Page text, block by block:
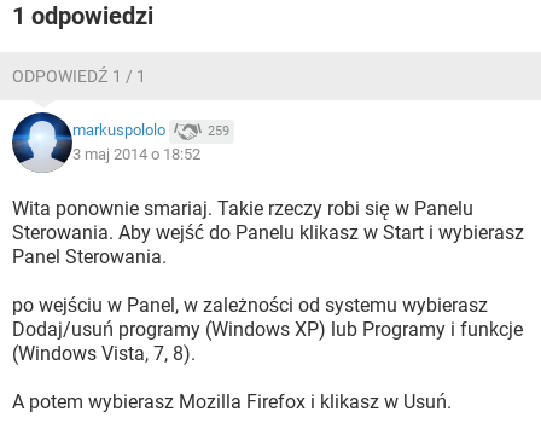
1 odpowiedzi
ODPOWIEDŹ 1 / 1
markuspololo 259
3 maj 2014 o 18:52
Wita ponownie smariaj. Takie rzeczy robi się w Panelu
Sterowania. Aby wejść do Panelu klikasz w Start i wybierasz
Panel Sterowania.
po wejściu w Panel, w zależności od systemu wybierasz
Dodaj/usuń programy (Windows XP) lub Programy i funkcje
(Windows Vista, 7, 8).
A potem wybierasz Mozilla Firefox i klikasz w Usuń.